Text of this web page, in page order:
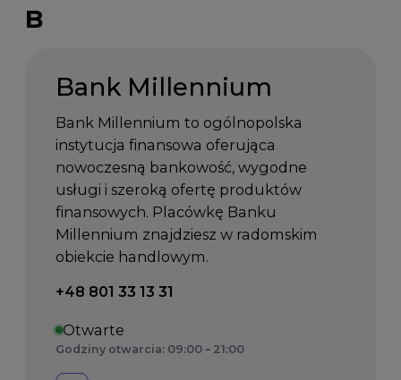
B
Bank Millennium
Bank Millennium to ogólnopolska
instytucja finansowa oferująca
nowoczesną bankowość, wygodne
usługi i szeroką ofertę produktów
finansowych. Placówkę Banku
Millennium znajdziesz w radomskim
obiekcie handlowym.
Telefon kontaktowy:
+48 801 33 13 31
Otwarte
Godziny otwarcia: 09:00 – 21:00